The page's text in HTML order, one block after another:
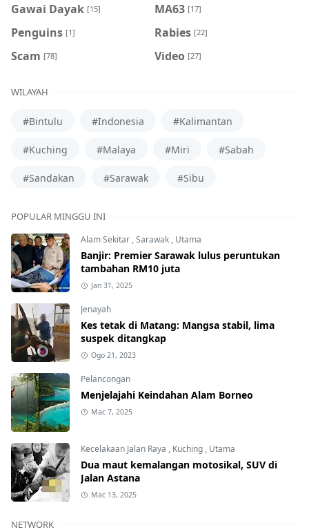
Gawai Dayak [15] MA63 [17]
Penguins [1] Rabies [22]
Scam [78] Video [27]
WILAYAH
#Bintulu #Indonesia #Kalimantan
#Kuching #Malaya #Miri #Sabah
#Sandakan #Sarawak #Sibu
POPULAR MINGGU INI
Alam Sekitar,Sarawak, Utama
Banjir: Premier Sarawak lulus peruntukan
tambahan RM10 juta
Jan 31, 2025
Jenayah
Kes tetak di Matang: Mangsa stabil, lima
suspek ditangkap
Ogo 21, 2023
Pelancongan
Menjelajahi Keindahan Alam Borneo
Mac 7, 2025
Kecelakaan Jalan Raya , Kuching, Utama
Dua maut kemalangan motosikal, SUV di
Jalan Astana
Mac 13, 2025
NETWORK